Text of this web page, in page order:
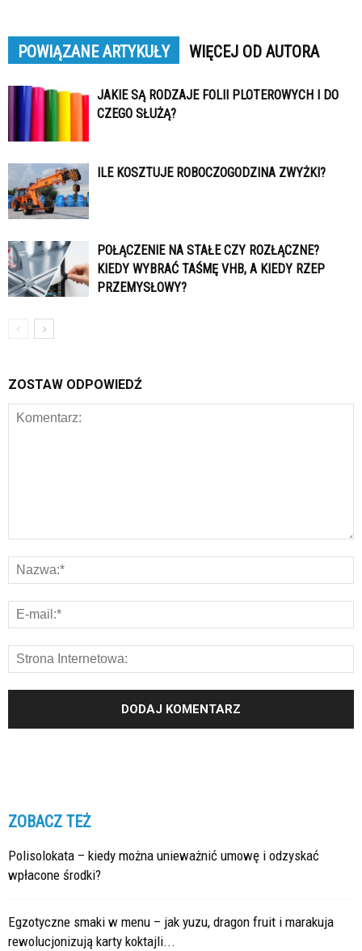
POWIĄZANE ARTYKUŁY WIĘCEJ OD AUTORA
JAKIE SĄ RODZAJE FOLII PLOTEROWYCH I DO
CZEGO SŁUŻĄ?
ILE KOSZTUJE ROBOCZOGODZINA ZWYŻKI?
POŁĄCZENIE NA STAŁE CZY ROZŁĄCZNE?
KIEDY WYBRAĆ TAŚMĘ VHB, A KIEDY RZEP
PRZEMYSŁOWY?
ZOSTAW ODPOWIEDŹ
ZOBACZ TEŻ
Polisolokata – kiedy można unieważnić umowę i odzyskać
wpłacone środki?
Egzotyczne smaki w menu – jak yuzu, dragon fruit i marakuja
rewolucjonizują karty koktajli...